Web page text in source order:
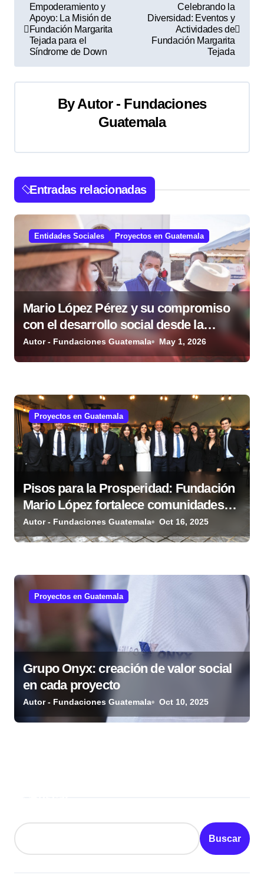
c
i
ó
n
d
e
e
n
r
a
d
a
Empoderamiento y
Apoyo: La Misión de
Fundación Margarita
Tejada para el
Síndrome de Down
Celebrando la
Diversidad: Eventos y
Actividades de
Fundación Margarita
Tejada
ByAutor - Fundaciones
Guatemala
Entradas relacionadas
Entidades Sociales Proyectos en Guatemala
Mario López Pérez y su compromiso
con el desarrollo social desde la
Fundación Mario López Estrada
Autor - Fundaciones Guatemala May 1, 2026
Proyectos en Guatemala
Pisos para la Prosperidad: Fundación
Mario López fortalece comunidades
guatemaltecas
Autor - Fundaciones Guatemala Oct 16, 2025
Proyectos en Guatemala
Grupo Onyx: creación de valor social
en cada proyecto
Autor - Fundaciones Guatemala Oct 10, 2025
Buscar